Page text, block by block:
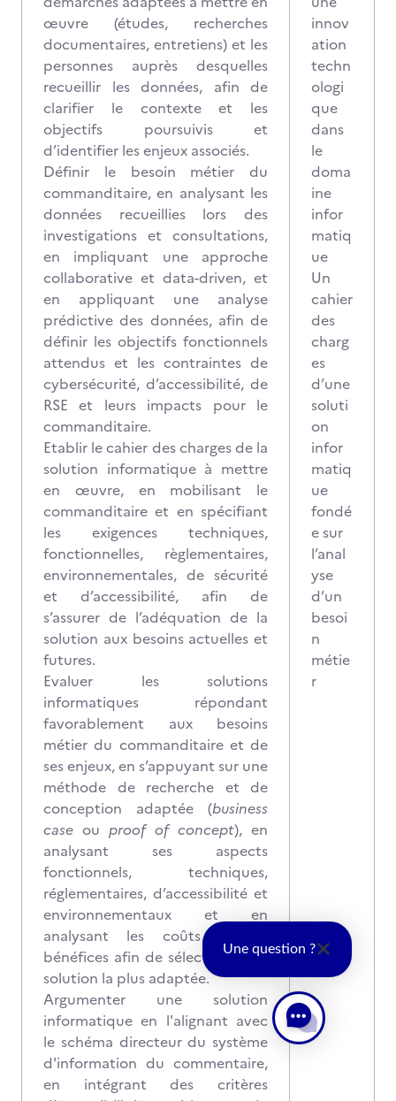
œuvre (études, recherches
documentaires, entretiens) et les
personnes auprès desquelles
recueillir les données, afin de
clarifier le contexte et les
objectifs poursuivis et
d’identifier les enjeux associés.
Définir le besoin métier du
commanditaire, en analysant les
données recueillies lors des
investigations et consultations,
en impliquant une approche
collaborative et data-driven, et
en appliquant une analyse
prédictive des données, afin de
définir les objectifs fonctionnels
attendus et les contraintes de
cybersécurité, d’accessibilité, de
RSE et leurs impacts pour le
commanditaire.
Etablir le cahier des charges de la
solution informatique à mettre
en œuvre, en mobilisant le
commanditaire et en spécifiant
les exigences techniques,
fonctionnelles, règlementaires,
environnementales, de sécurité
et d’accessibilité, afin de
s’assurer de l’adéquation de la
solution aux besoins actuelles et
futures.
Evaluer les solutions
informatiques répondant
favorablement aux besoins
métier du commanditaire et de
ses enjeux, en s’appuyant sur une
méthode de recherche et de
conception adaptée (business
case ou proof of concept), en
analysant ses aspects
fonctionnels, techniques,
réglementaires, d’accessibilité et
environnementaux et en
analysant les coûts et les
bénéfices afin de sélectionner la
solution la plus adaptée.
Argumenter une solution
informatique en l'alignant avec
le schéma directeur du système
d'information du commentaire,
en intégrant des critères
innov
ation
techn
ologi
que
dans
le
doma
ine
infor
matiq
ue
Un
cahier
des
charg
es
d’une
soluti
on
infor
matiq
ue
fondé
e sur
l’anal
yse
d’un
besoi
n
métie
r
Une question ?